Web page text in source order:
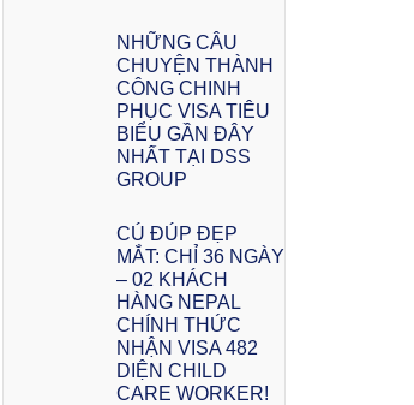
NHỮNG CÂU
CHUYỆN THÀNH
CÔNG CHINH
PHỤC VISA TIÊU
BIỂU GẦN ĐÂY
NHẤT TẠI DSS
GROUP
CÚ ĐÚP ĐẸP
MẮT: CHỈ 36 NGÀY
– 02 KHÁCH
HÀNG NEPAL
CHÍNH THỨC
NHẬN VISA 482
DIỆN CHILD
CARE WORKER!